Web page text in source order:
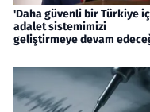
'Daha güvenli bir Türkiye
adalet sistemimizi
geliştirmeye devam